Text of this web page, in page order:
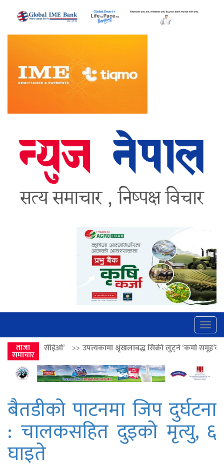
ताजा
समाचार
>>उपत्यकामा श्रृंखलाबद्ध सिक्री लुट्ने ‘कर्मा समूह’का नाइकेसहित पाँच
बैतडीको पाटनमा जिप दुर्घटना
: चालकसहित दुइको मृत्यु, ६
घाइते